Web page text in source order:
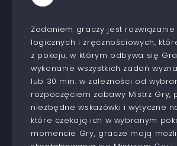
Zadaniem graczy jest rozwiązanie
logicznych i zręcznościowych,
z pokoju, w którym odbywa się
wykonanie wszystkich zadań
lub 30 min. w zależności od
rozpoczęciem zabawy Mistrz Gry,
niezbędne wskazówki i wytyczne
które czekają ich w wybranym
momencie Gry, gracze mają